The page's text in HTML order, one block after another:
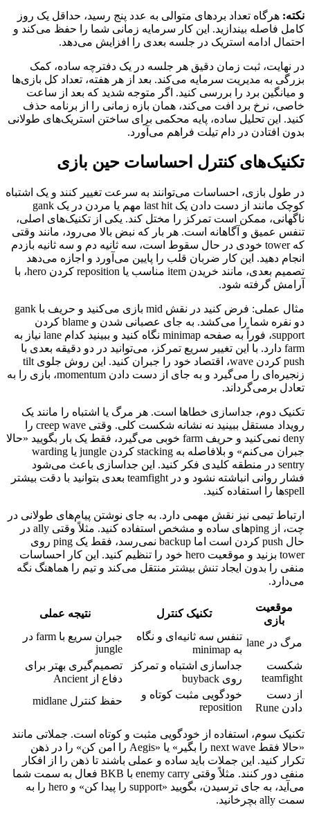
نکته: هرگاه تعداد بردهای متوالی به عدد پنج رسید، حداقل یک روز
کامل فاصله بیندازید. این کار سرمایه زمانی شما را حفظ می‌کند و
احتمال ادامه استریک در جلسه بعدی را افزایش می‌دهد.
در نهایت، ثبت زمان دقیق هر جلسه در یک دفترچه ساده، کمک
بزرگی به مدیریت سرمایه می‌کند. بعد از هر هفته، تعداد کل بازی‌ها
و میانگین برد را بررسی کنید. اگر متوجه شدید که بعد از ساعت
خاصی، نرخ برد افت می‌کند، همان بازه زمانی را از برنامه حذف
کنید. این تحلیل ساده، پایه محکمی برای ساختن استریک‌های طولانی
بدون افتادن در دام تیلت فراهم می‌آورد.
تکنیک‌های کنترل احساسات حین بازی
در طول بازی، احساسات می‌توانند به سرعت تغییر کنند و یک اشتباه
کوچک مانند از دست دادن یک last hit مهم یا مردن در یک gank
ناگهانی، ممکن است تمرکز را مختل کند. یکی از تکنیک‌های اصلی،
تنفس عمیق و آگاهانه است. هر بار که نبض بالا می‌رود، مانند وقتی
که tower خودی در حال سقوط است، سه ثانیه دم و سه ثانیه بازدم
انجام دهید. این کار ضربان قلب را پایین می‌آورد و اجازه می‌دهد
تصمیم بعدی، مانند خریدن item مناسب یا reposition کردن hero، با
آرامش گرفته شود.
مثال عملی: فرض کنید در نقش mid بازی می‌کنید و حریف با gank
دو نفره شما را می‌کشد. به جای عصبانی شدن و blame کردن
support، فوراً به صفحه minimap نگاه کنید و ببینید کدام lane نیاز به
farm دارد. با این تغییر سریع تمرکز، می‌توانید در دو دقیقه بعدی با
push کردن wave، اقتصاد خود را جبران کنید. این روش جلوی tilt
زنجیره‌ای را می‌گیرد و به جای از دست دادن momentum، بازی را به
تعادل برمی‌گرداند.
تکنیک دوم، جداسازی خطاها است. هر مرگ یا اشتباه را مانند یک
رویداد مستقل ببینید نه نشانه شکست کلی. وقتی creep wave را
deny نمی‌کنید و حریف farm خوبی می‌گیرد، فقط یک بار بگویید «حالا
جبران می‌کنم» و بلافاصله به stacking کردن jungle یا warding
sentry در منطقه کلیدی فکر کنید. این جداسازی باعث می‌شود
فشار روانی انباشته نشود و در teamfight بعدی بتوانید با دقت بیشتر
spellها را استفاده کنید.
ارتباط تیمی نیز نقش مهمی دارد. به جای نوشتن پیام‌های طولانی در
چت، از pingهای ساده و مشخص استفاده کنید. مثلاً وقتی ally در
حال push کردن است اما backup نمی‌رسد، فقط یک ping روی
tower بزنید و موقعیت hero خود را تنظیم کنید. این کار احساسات
منفی را بدون ایجاد تنش بیشتر منتقل می‌کند و تیم را هماهنگ نگه
می‌دارد.
موقعیت
بازی
تکنیک کنترل نتیجه عملی
مرگ در lane
تنفس سه ثانیه‌ای و نگاه
به minimap
جبران سریع با farm در
jungle
شکست
teamfight
جداسازی اشتباه و تمرکز
روی buyback
تصمیم‌گیری بهتر برای
دفاع از Ancient
از دست
دادن Rune
خودگویی مثبت کوتاه و
reposition
حفظ کنترل midlane
تکنیک سوم، استفاده از خودگویی مثبت و کوتاه است. جملاتی مانند
«حالا فقط next wave را بگیر» یا «Aegis را امن کن» را در ذهن
تکرار کنید. این جملات باید ساده و عملی باشند تا ذهن را از افکار
منفی دور کنند. مثلاً وقتی enemy carry با BKB فعال به سمت شما
می‌آید، به جای ترسیدن، بگویید «support را پیدا کن» و hero را به
سمت ally بچرخانید.